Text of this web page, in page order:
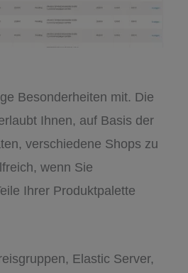
Besonderheiten mit. Die
Ihnen, auf Basis der
verschiedene Shops zu
wenn Sie
Ihrer Produktpalette
Elastic Server,